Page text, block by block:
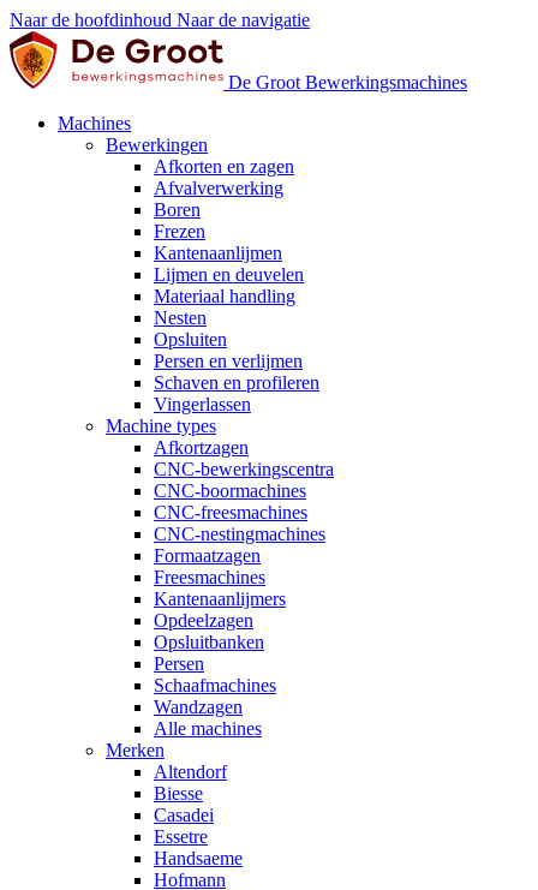
Naar de hoofdinhoud Naar de navigatie
De Groot Bewerkingsmachines
Machines
Bewerkingen
Afkorten en zagen
Afvalverwerking
Boren
Frezen
Kantenaanlijmen
Lijmen en deuvelen
Materiaal handling
Nesten
Opsluiten
Persen en verlijmen
Schaven en profileren
Vingerlassen
Machine types
Afkortzagen
CNC-bewerkingscentra
CNC-boormachines
CNC-freesmachines
CNC-nestingmachines
Formaatzagen
Freesmachines
Kantenaanlijmers
Opdeelzagen
Opsluitbanken
Persen
Schaafmachines
Wandzagen
Alle machines
Merken
Altendorf
Biesse
Casadei
Essetre
Handsaeme
Hofmann